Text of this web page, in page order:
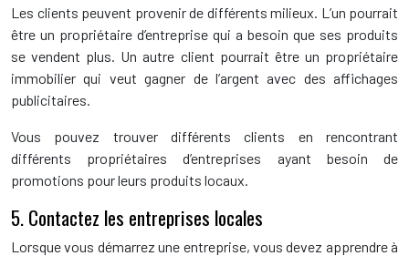
Les clients peuvent provenir de différents milieux. L’un pourrait
être un propriétaire d’entreprise qui a besoin que ses produits
se vendent plus. Un autre client pourrait être un propriétaire
immobilier qui veut gagner de l’argent avec des affichages
publicitaires.
Vous pouvez trouver différents clients en rencontrant
différents propriétaires d’entreprises ayant besoin de
promotions pour leurs produits locaux.
5. Contactez les entreprises locales
Lorsque vous démarrez une entreprise, vous devez apprendre à